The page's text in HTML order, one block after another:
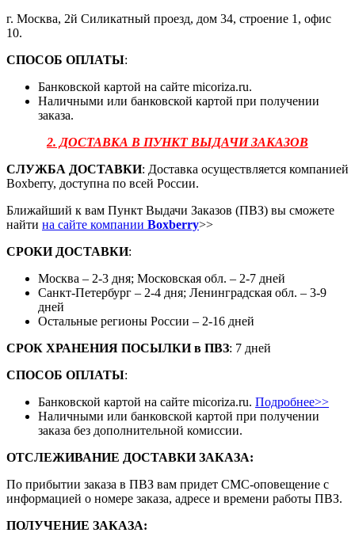
г. Москва, 2й Силикатный проезд, дом 34, строение 1, офис
10.
СПОСОБ ОПЛАТЫ:
Банковской картой на сайте micoriza.ru.
Наличными или банковской картой при получении
заказа.
2. ДОСТАВКА В ПУНКТ ВЫДАЧИ ЗАКАЗОВ
СЛУЖБА ДОСТАВКИ: Доставка осуществляется компанией
Boxberry, доступна по всей России.
Ближайший к вам Пункт Выдачи Заказов (ПВЗ) вы сможете
найти на сайте компании Boxberry>>
СРОКИ ДОСТАВКИ:
Москва – 2-3 дня; Московская обл. – 2-7 дней
Санкт-Петербург – 2-4 дня; Ленинградская обл. – 3-9
дней
Остальные регионы России – 2-16 дней
СРОК ХРАНЕНИЯ ПОСЫЛКИ в ПВЗ: 7 дней
СПОСОБ ОПЛАТЫ:
Банковской картой на сайте micoriza.ru. Подробнее>>
Наличными или банковской картой при получении
заказа без дополнительной комиссии.
ОТСЛЕЖИВАНИЕ ДОСТАВКИ ЗАКАЗА:
По прибытии заказа в ПВЗ вам придет СМС-оповещение с
информацией о номере заказа, адресе и времени работы ПВЗ.
ПОЛУЧЕНИЕ ЗАКАЗА: